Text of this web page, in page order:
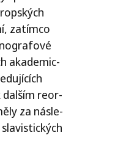
zatím­co
aka­de­mic­
dal­ším reor­
za násle­